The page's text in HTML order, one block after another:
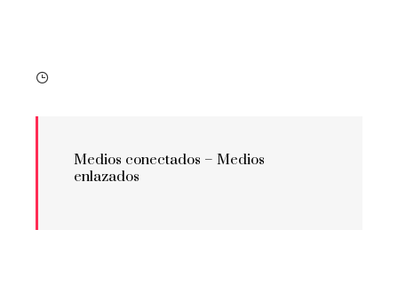
Medios conectados – Medios
enlazados